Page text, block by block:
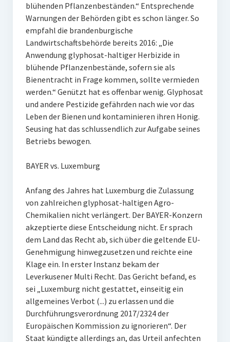
blühenden Pflanzenbeständen.“ Entsprechende
Warnungen der Behörden gibt es schon länger. So
empfahl die brandenburgische
Landwirtschaftsbehörde bereits 2016: „Die
Anwendung glyphosat-haltiger Herbizide in
blühende Pflanzenbestände, sofern sie als
Bienentracht in Frage kommen, sollte vermieden
werden.“ Genützt hat es offenbar wenig. Glyphosat
und andere Pestizide gefährden nach wie vor das
Leben der Bienen und kontaminieren ihren Honig.
Seusing hat das schlussendlich zur Aufgabe seines
Betriebs bewogen.
BAYER vs. Luxemburg
Anfang des Jahres hat Luxemburg die Zulassung
von zahlreichen glyphosat-haltigen Agro-
Chemikalien nicht verlängert. Der BAYER-Konzern
akzeptierte diese Entscheidung nicht. Er sprach
dem Land das Recht ab, sich über die geltende EU-
Genehmigung hinwegzusetzen und reichte eine
Klage ein. In erster Instanz bekam der
Leverkusener Multi Recht. Das Gericht befand, es
sei „Luxemburg nicht gestattet, einseitig ein
allgemeines Verbot (...) zu erlassen und die
Durchführungsverordnung 2017/2324 der
Europäischen Kommission zu ignorieren“. Der
Staat kündigte allerdings an, das Urteil anfechten